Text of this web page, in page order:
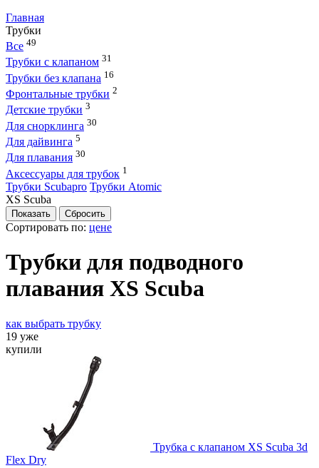
Главная
Трубки
Все 49
Трубки с клапаном 31
Трубки без клапана 16
Фронтальные трубки 2
Детские трубки 3
Для снорклинга 30
Для дайвинга 5
Для плавания 30
Аксессуары для трубок 1
Трубки Scubapro Трубки Atomic
XS Scuba
Сортировать по: цене
Трубки для подводного
плавания XS Scuba
как выбрать трубку
19 уже
купили
Трубка с клапаном XS Scuba 3d
Flex Dry